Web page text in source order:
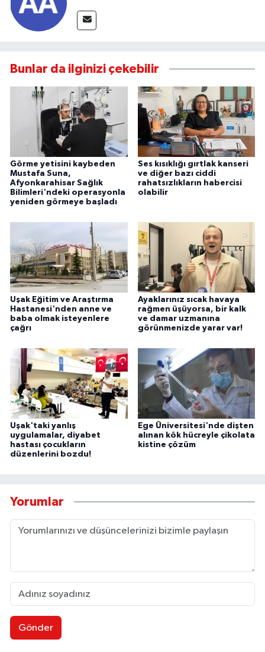
Bunlar da ilginizi çekebilir
Görme yetisini kaybeden
Mustafa Suna,
Afyonkarahisar Sağlık
Bilimleri'ndeki operasyonla
yeniden görmeye başladı
Ses kısıklığı gırtlak kanseri
ve diğer bazı ciddi
rahatsızlıkların habercisi
olabilir
Uşak Eğitim ve Araştırma
Hastanesi'nden anne ve
baba olmak isteyenlere
çağrı
Ayaklarınız sıcak havaya
rağmen üşüyorsa, bir kalk
ve damar uzmanına
görünmenizde yarar var!
Uşak'taki yanlış
uygulamalar, diyabet
hastası çocukların
düzenlerini bozdu!
Ege Üniversitesi'nde dişten
alınan kök hücreyle çikolata
kistine çözüm
Yorumlar
Gönder